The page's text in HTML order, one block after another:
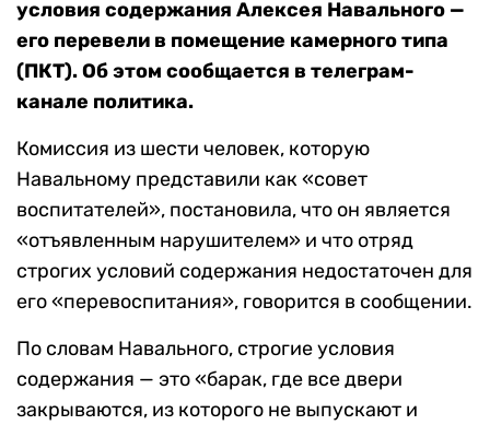
условия содержания Алексея Навального —
его перевели в помещение камерного типа
(ПКТ). Об этом сообщается в телеграм-
канале политика.
Комиссия из шести человек, которую
Навальному представили как «совет
воспитателей», постановила, что он является
«отъявленным нарушителем» и что отряд
строгих условий содержания недостаточен для
его «перевоспитания», говорится в сообщении.
По словам Навального, строгие условия
содержания — это «барак, где все двери
закрываются, из которого не выпускают и